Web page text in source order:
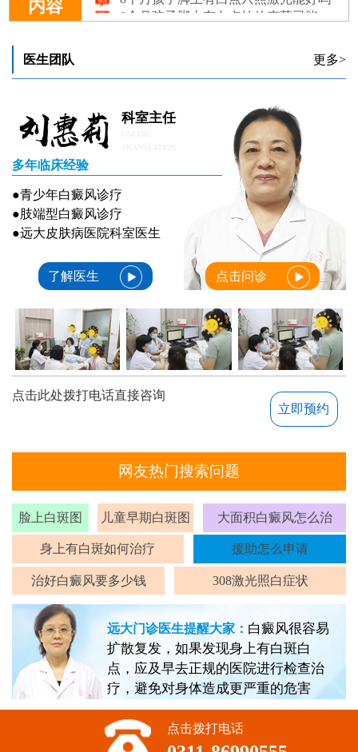
内容
8个月孩子脚上有白点抹他克莫司能治好吗
医生团队 更多>
科室主任
多年临床经验
●青少年白癜风诊疗
●肢端型白癜风诊疗
●远大皮肤病医院科室医生
了解医生 点击问诊
点击此处拨打电话直接咨询
立即预约
网友热门搜索问题
脸上白斑图 儿童早期白斑图 大面积白癜风怎么治
身上有白斑如何治疗 援助怎么申请
治好白癜风要多少钱 308激光照白症状
远大门诊医生提醒大家： 白癜风很容易
扩散复发，如果发现身上有白斑白
点，应及早去正规的医院进行检查治
疗，避免对身体造成更严重的危害
点击拨打电话